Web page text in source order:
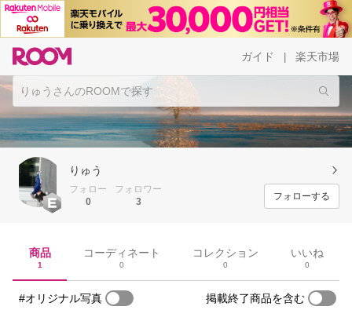
ガイド 楽天市場
りゅう
フォロー
0
フォロワー
3
フォローする
商品
1
コーディネート
0
コレクション
0
いいね
0
#オリジナル写真 掲載終了商品を含む